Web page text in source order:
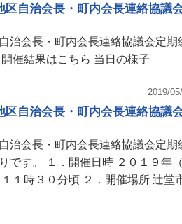
区自治会長・町内会長連絡協議
治会長・町内会長連絡協議会定
催結果はこちら 当日の様子
2019/
区自治会長・町内会長連絡協議
治会長・町内会長連絡協議会定
です。 １．開催日時 ２０１９年
１１時３０分頃 ２．開催場所 辻